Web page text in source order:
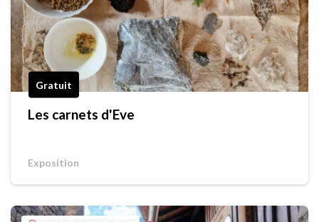
Gratuit
Les carnets d'Eve
Exposition